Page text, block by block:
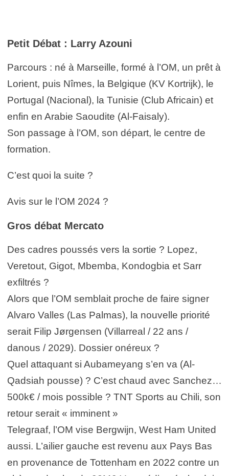
Petit Débat : Larry Azouni
Parcours : né à Marseille, formé à l’OM, un prêt à
Lorient, puis Nîmes, la Belgique (KV Kortrijk), le
Portugal (Nacional), la Tunisie (Club Africain) et
enfin en Arabie Saoudite (Al-Faisaly).
Son passage à l’OM, son départ, le centre de
formation.
C’est quoi la suite ?
Avis sur le l’OM 2024 ?
Gros débat Mercato
Des cadres poussés vers la sortie ? Lopez,
Veretout, Gigot, Mbemba, Kondogbia et Sarr
exfiltrés ?
Alors que l’OM semblait proche de faire signer
Alvaro Valles (Las Palmas), la nouvelle priorité
serait Filip Jørgensen (Villarreal / 22 ans /
danous / 2029). Dossier onéreux ?
Quel attaquant si Aubameyang s’en va (Al-
Qadsiah pousse) ? C’est chaud avec Sanchez…
500k€ / mois possible ? TNT Sports au Chili, son
retour serait « imminent »
Telegraaf, l’OM vise Bergwijn, West Ham United
aussi. L’ailier gauche est revenu aux Pays Bas
en provenance de Tottenham en 2022 contre un